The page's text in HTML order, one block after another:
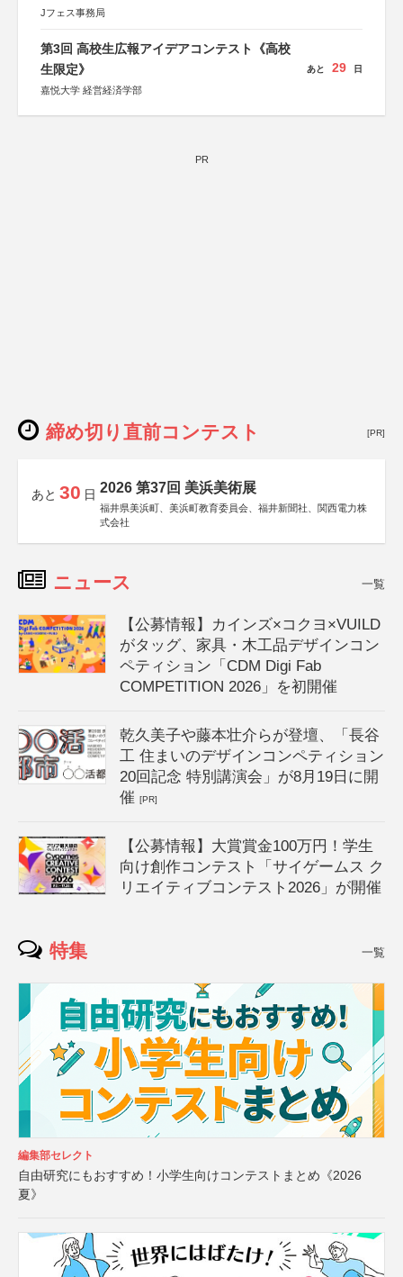
日本経済団体連合会
「“よい仕事おこし”フェア」実行委員会
関西文化学術研究都市推進機構
東京難病団体連絡協議会
Jフェス事務局
第3回 高校生広報アイデアコンテスト《高校
生限定》
嘉悦大学 経営経済学部
あと 29 日
PR
締め切り直前コンテスト [PR]
あと 30 日 2026 第37回 美浜美術展
福井県美浜町、美浜町教育委員会、福井新聞社、関西電力株
式会社
ニュース 一覧
【公募情報】カインズ×コクヨ×VUILD
がタッグ、家具・木工品デザインコン
ペティション「CDM Digi Fab
COMPETITION 2026」を初開催
乾久美子や藤本壮介らが登壇、「長谷
工 住まいのデザインコンペティション
20回記念 特別講演会」が8月19日に開
催[PR]
【公募情報】大賞賞金100万円！学生
向け創作コンテスト「サイゲームス ク
リエイティブコンテスト2026」が開催
特集 一覧
編集部セレクト
自由研究にもおすすめ！小学生向けコンテストまとめ《2026
夏》